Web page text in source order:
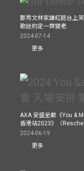
鄭秀文林家謙紅館台上
歌迷約定一齊變老
2024-07-14
更多
AXA 安盛呈獻《You &
香港站2023》（
2024-06-19
更多